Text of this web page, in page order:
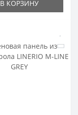
В КОРЗИНУ